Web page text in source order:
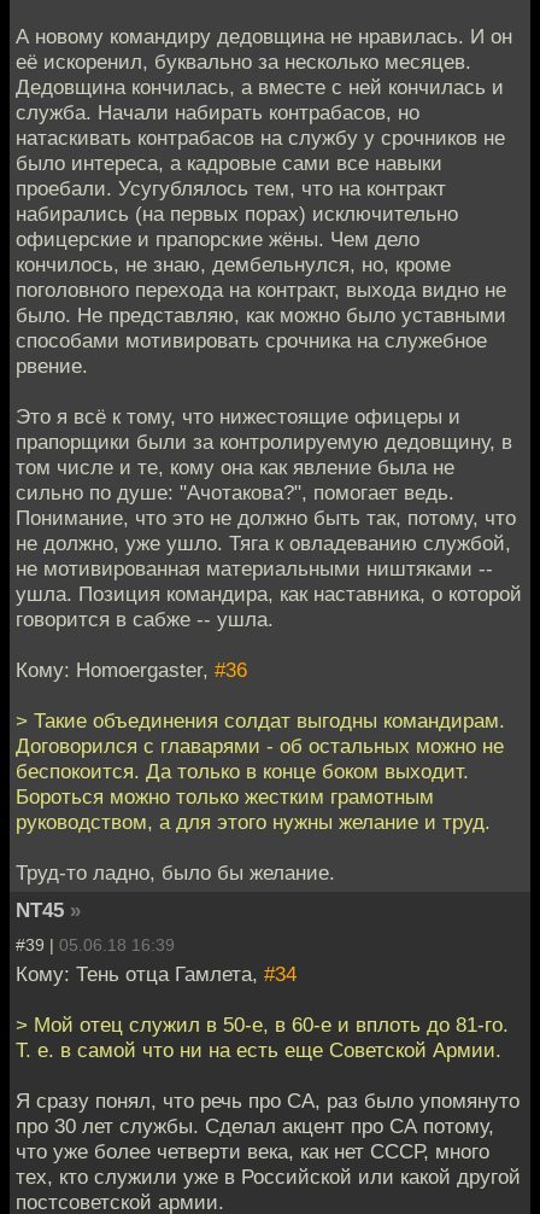
А новому командиру дедовщина не нравилась. И он
её искоренил, буквально за несколько месяцев.
Дедовщина кончилась, а вместе с ней кончилась и
служба. Начали набирать контрабасов, но
натаскивать контрабасов на службу у срочников не
было интереса, а кадровые сами все навыки
проебали. Усугублялось тем, что на контракт
набирались (на первых порах) исключительно
офицерские и прапорские жёны. Чем дело
кончилось, не знаю, дембельнулся, но, кроме
поголовного перехода на контракт, выхода видно не
было. Не представляю, как можно было уставными
способами мотивировать срочника на служебное
рвение.
Это я всё к тому, что нижестоящие офицеры и
прапорщики были за контролируемую дедовщину, в
том числе и те, кому она как явление была не
сильно по душе: "Ачотакова?", помогает ведь.
Понимание, что это не должно быть так, потому, что
не должно, уже ушло. Тяга к овладеванию службой,
не мотивированная материальными ништяками --
ушла. Позиция командира, как наставника, о которой
говорится в сабже -- ушла.
Кому: Homoergaster, #36
> Такие объединения солдат выгодны командирам.
Договорился с главарями - об остальных можно не
беспокоится. Да только в конце боком выходит.
Бороться можно только жестким грамотным
руководством, а для этого нужны желание и труд.
Труд-то ладно, было бы желание.
NT45 »
#39 | 05.06.18 16:39
Кому: Тень отца Гамлета, #34
> Мой отец служил в 50-е, в 60-е и вплоть до 81-го.
Т. е. в самой что ни на есть еще Советской Армии.
Я сразу понял, что речь про СА, раз было упомянуто
про 30 лет службы. Сделал акцент про СА потому,
что уже более четверти века, как нет СССР, много
тех, кто служили уже в Российской или какой другой
постсоветской армии.